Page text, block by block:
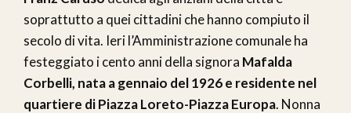
soprattutto a quei cittadini che hanno compiuto il
secolo di vita. Ieri l’Amministrazione comunale ha
festeggiato i cento anni della signora Mafalda
Corbelli, nata a gennaio del 1926 e residente nel
quartiere di Piazza Loreto-Piazza Europa. Nonna